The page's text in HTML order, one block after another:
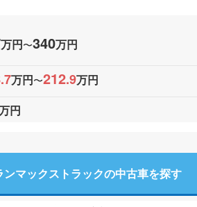
万円〜340万円
.7万円〜212.9万円
円
ンマックストラックの中古車を探す